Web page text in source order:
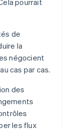
pourrait
de
la
négocient
cas par cas.
des
les flux